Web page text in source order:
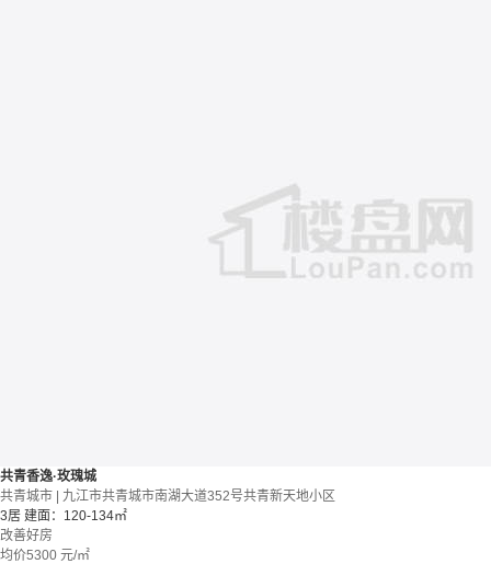
共青香逸·玫瑰城
共青城市 | 九江市共青城市南湖大道352号共青新天地小区
3居 建面：120-134㎡
改善好房
均价5300 元/㎡